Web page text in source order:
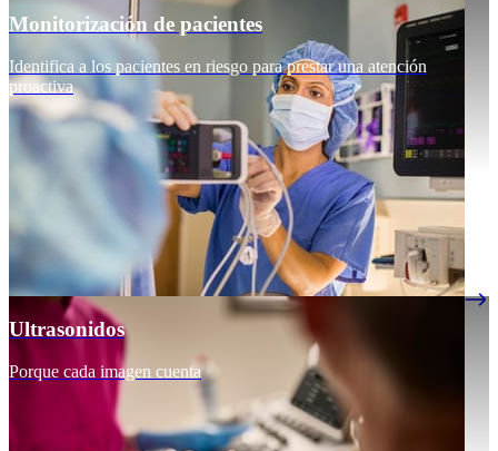
Monitorización de pacientes
Identifica a los pacientes en riesgo para prestar una atención
proactiva
Ultrasonidos
Porque cada imagen cuenta